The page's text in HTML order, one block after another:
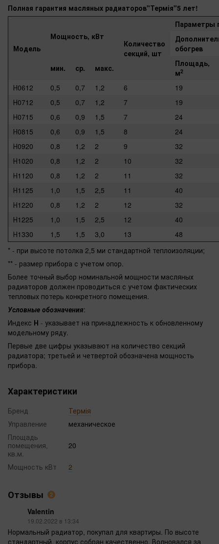
Полная гарантия масляных радиаторов"Термія"5 лет!
Модель
Мощность, кВт
Количество
секций, шт
Параметры
обогрев
мин.
ср. макс.
Площадь,
м2
Н0612 0,5 0,7 1,2 6
19
Н0712
0,5 0,7 1,2 7
19
Н0715
0,6 0,9 1,5 7
24
Н0815
0,6 0,9 1,5 8
24
Н0920
0,8 1,2 2 9
32
Н1020
0,8 1,2 2 10
32
Н1120
0,8 1,2 2 11
32
Н1125
1,0 1,5 2,5 11
40
Н1220
0,8 1,2 2 12
32
Н1225
1,0 1,5 2,5 12
40
Н1330
1,5 1,5 3,0 13
48
* - при высоте потолка 2,5 ми стандартной теплоизоляции;
** - размер прибора с учетом опор.
Более точный выбор номинальной мощности масляных
радиаторов должен проводиться с учетом фактических
тепловых потерь конкретного помещения.
Условные обозначения:
Индекс Н - указывает на принадлежность к обновленному
модельному ряду.
Первые две цифры указывают на количество секций
радиатора; третьей и четвертой обозначена мощность
прибора.
Характеристики
Бренд
Термія
Управление
механическое
Площадь
помещения,
кв.м.
20
Мощность кВт 2
Отзывы 2
Valentin
19.02.2022 в 13:34
Нормальный радиатор, покупал для квартиры. По высоте
стандартный, корпус собран качественно. Волновался за